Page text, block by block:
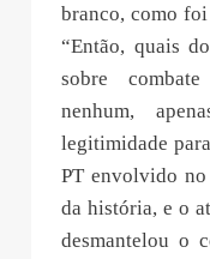
branco, como foi
“Então, quais
sobre
nenhum,
legitimidade
PT envolvido
da história, e o
desmantelou o